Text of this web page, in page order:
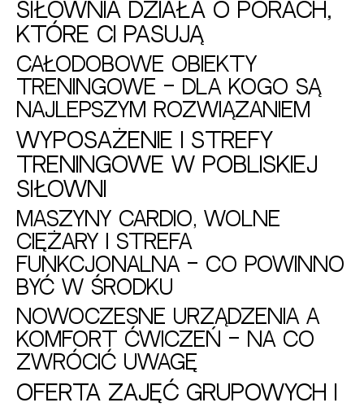
siłownia działa o porach,
które ci pasują
Całodobowe obiekty
treningowe – dla kogo są
najlepszym rozwiązaniem
Wyposażenie i strefy
treningowe w pobliskiej
siłowni
Maszyny cardio, wolne
ciężary i strefa
funkcjonalna – co powinno
być w środku
Nowoczesne urządzenia a
komfort ćwiczeń – na co
zwrócić uwagę
Oferta zajęć grupowych i